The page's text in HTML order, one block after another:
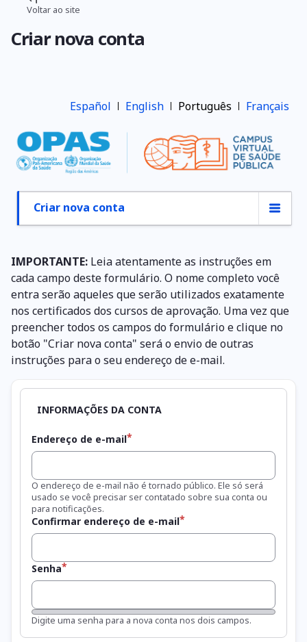
Pular
ode
Voltar ao site
Criar nova conta
Español English Português Français
Abas
Criar nova conta
IMPORTANTE: Leia atentamente as instruções em
cada campo deste formulário. O nome completo você
entra serão aqueles que serão utilizados exatamente
nos certificados dos cursos de aprovação. Uma vez que
preencher todos os campos do formulário e clique no
botão "Criar nova conta" será o envio de outras
instruções para o seu endereço de e-mail.
Endereço de e-mail
O endereço de e-mail não é tornado público. Ele só será
usado se você precisar ser contatado sobre sua conta ou
para notificações.
Confirmar endereço de e-mail
Senha
Qualidade da senha:
Digite uma senha para a nova conta nos dois campos.